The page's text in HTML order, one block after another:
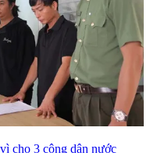
cho 3 công dân nước